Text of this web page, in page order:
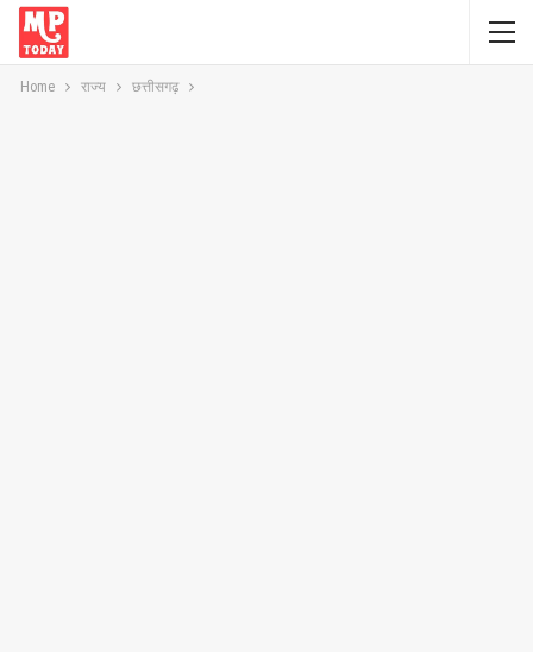
Home राज्य छत्तीसगढ़